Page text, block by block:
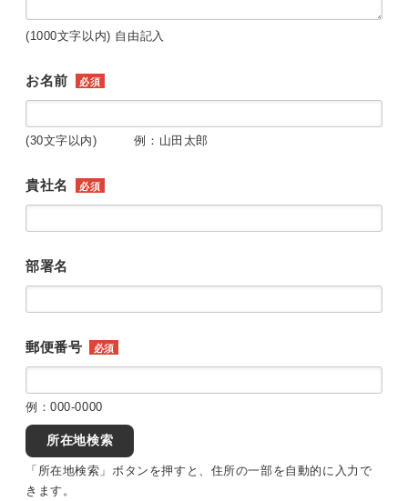
(1000文字以内) 自由記入
お名前 必須
(30文字以内) 例：山田太郎
貴社名 必須
部署名
郵便番号 必須
例：000-0000
所在地検索
「所在地検索」ボタンを押すと、住所の一部を自動的に入力で
きます。